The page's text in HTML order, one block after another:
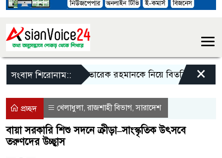
সংবাদ শিরোনাম::
জিয়াউর রহমান ও তারেক রহমানকে নিয়ে বিতর্কিত বক্তব্যের
×
প্রচ্ছদ খেলাধুলা,রাজশাহী বিভাগ,সারাদেশ
বায়া সরকারি শিশু সদনে ক্রীড়া–সাংস্কৃতিক উৎসবে
তরুণদের উচ্ছ্বাস